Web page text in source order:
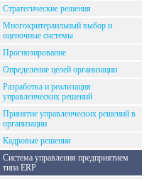
Стратегические решения
Многокритераильный выбор и
оценочные системы
Прогнозирование
Определение целей организации
Разработка и реализация
управленческих решений
Принятие управленческих решений в
организации
Кадровые решения
Система управления предприятием
типа ERP